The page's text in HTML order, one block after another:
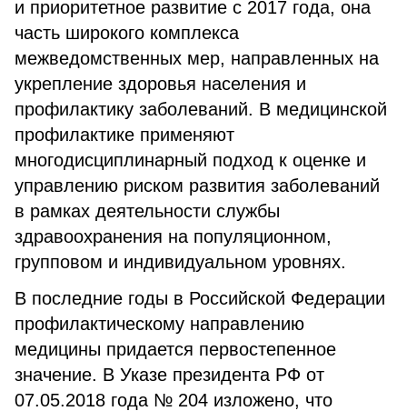
и приоритетное развитие с 2017 года, она
часть широкого комплекса
межведомственных мер, направленных на
укрепление здоровья населения и
профилактику заболеваний. В медицинской
профилактике применяют
многодисциплинарный подход к оценке и
управлению риском развития заболеваний
в рамках деятельности службы
здравоохранения на популяционном,
групповом и индивидуальном уровнях.
В последние годы в Российской Федерации
профилактическому направлению
медицины придается первостепенное
значение. В Указе президента РФ от
07.05.2018 года № 204 изложено, что